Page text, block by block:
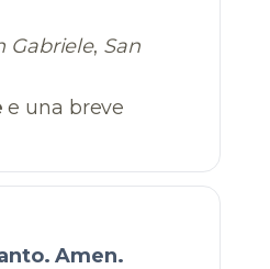
Gabriele, San
e una breve
Amen.